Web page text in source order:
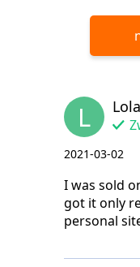
L
2021-03-02
I was sold
got it only
personal